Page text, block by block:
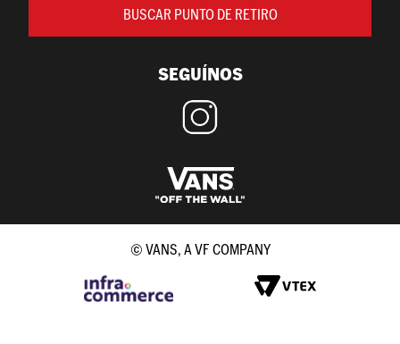
BUSCAR PUNTO DE RETIRO
SEGUÍNOS
© VANS, A VF COMPANY